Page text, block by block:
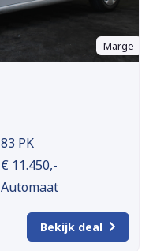
Marge
83 PK
€ 11.450,-
Automaat
Bekijk deal